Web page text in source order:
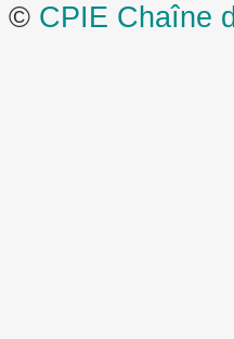
© CPIE Chaîne